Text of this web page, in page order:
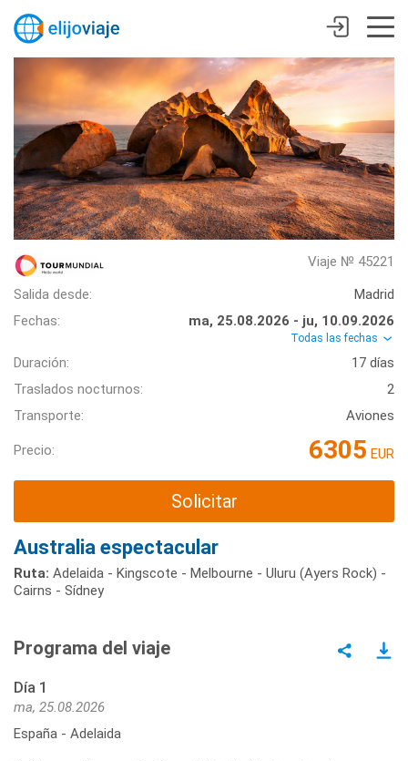
Viaje № 45221
Salida desde:
Madrid
Fechas:
ma, 25.08.2026 - ju, 10.09.2026
Todas las fechas
Duración:
17 días
Traslados nocturnos:
2
Transporte:
Aviones
Precio: 6305 EUR
Solicitar
Australia espectacular
Ruta: Adelaida - Kingscote - Melbourne - Uluru (Ayers Rock) -
Cairns - Sídney
Programa del viaje
Día 1
ma, 25.08.2026
España - Adelaida